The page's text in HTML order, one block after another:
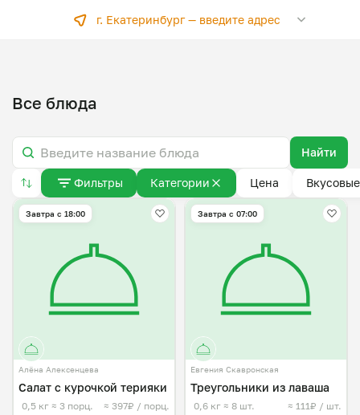
г. Екатеринбург —введите адрес
Все блюда
Найти
Фильтры Категории Цена
Завтра c 18:00
Алёна Алексенцева
Салат с курочкой терияки
0,5 кг ≈ 3 порц. ≈ 397₽ / порц.
Завтра c 07:00
Евгения Скавронская
Треугольники из лаваша
0,6 кг ≈ 8 шт. ≈ 111₽ / шт.